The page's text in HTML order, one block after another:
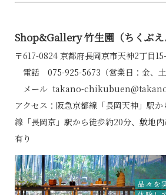
Shop&Gallery 竹生園（ちくぶえ
〒617-0824 京都府長岡京市天神2丁目
電話 075-925-5673（営業日：金、土
メール takano-
アクセス：阪急京都線「長岡天神」駅
線「長岡京」駅から徒歩約20分、敷地
有り